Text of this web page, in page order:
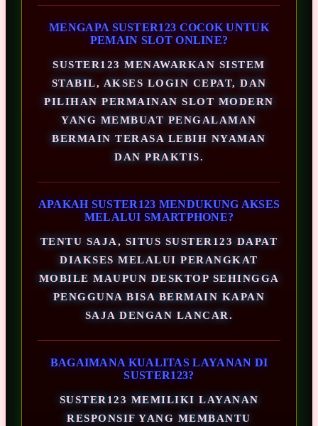
MENGAPA SUSTER123 COCOK UNTUK
PEMAIN SLOT ONLINE?
SUSTER123 MENAWARKAN SISTEM
STABIL, AKSES LOGIN CEPAT, DAN
PILIHAN PERMAINAN SLOT MODERN
YANG MEMBUAT PENGALAMAN
BERMAIN TERASA LEBIH NYAMAN
DAN PRAKTIS.
APAKAH SUSTER123 MENDUKUNG AKSES
MELALUI SMARTPHONE?
TENTU SAJA, SITUS SUSTER123 DAPAT
DIAKSES MELALUI PERANGKAT
MOBILE MAUPUN DESKTOP SEHINGGA
PENGGUNA BISA BERMAIN KAPAN
SAJA DENGAN LANCAR.
BAGAIMANA KUALITAS LAYANAN DI
SUSTER123?
SUSTER123 MEMILIKI LAYANAN
RESPONSIF YANG MEMBANTU